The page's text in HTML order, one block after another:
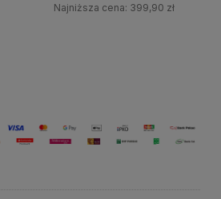
Najniższa cena: 399,90 zł